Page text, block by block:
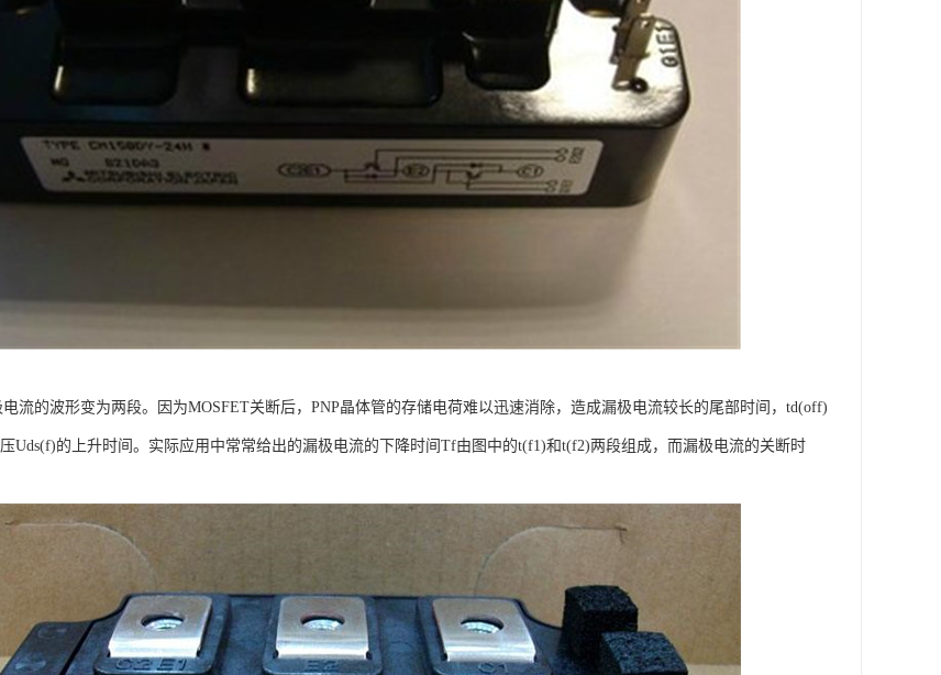
流的波形变为两段。因为MOSFET关断后，PNP晶体管的存储电荷难以迅速消除，造成漏极电流较长的尾部时间，td(off)
Uds(f)的上升时间。实际应用中常常给出的漏极电流的下降时间Tf由图中的t(f1)和t(f2)两段组成，而漏极电流的关断时